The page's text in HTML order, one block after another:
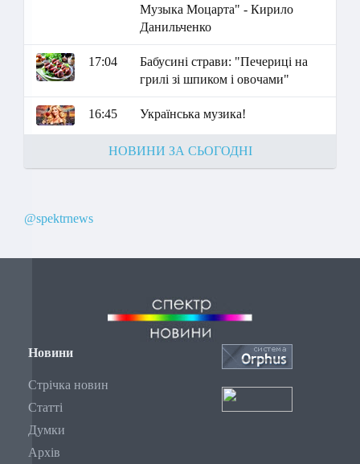
Музыка Моцарта" - Кирило
Данильченко
17:04
Бабусині страви: "Печериці на
грилі зі шпиком і овочами"
16:45 Українська музика!
НОВИНИ ЗА СЬОГОДНІ
@spektrnews
Новини
Стрічка новин
Статті
Думки
Архів